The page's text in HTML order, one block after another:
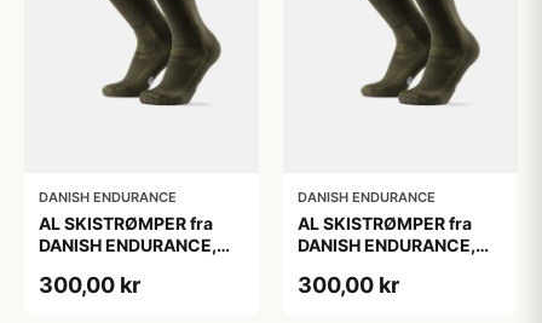
DANISH ENDURANCE
AL SKISTRØMPER fra
DANISH ENDURANCE,
300,00 kr
DANISH ENDURANCE
AL SKISTRØMPER fra
DANISH ENDURANCE,
300,00 kr